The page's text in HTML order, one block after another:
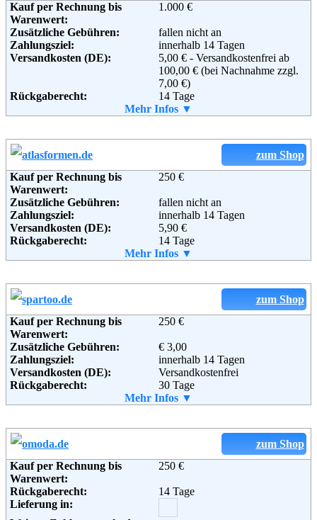
Adresse:
TREDEX GmbH
Tiroler Straße 13A
45659 Recklinghausen
Deutschland
+49 (0) 2361 9959030
Soziale Kanäle:
Weiterführende
Informationen:
Kauf per Rechnung bis
Warenwert:
1.000 €
Zusätzliche Gebühren:
fallen nicht an
Zahlungsziel:
innerhalb 14 Tagen
Versandkosten (DE):
5,00 € - Versandkostenfrei ab
100,00 € (bei Nachnahme zzgl.
7,00 €)
Rückgaberecht:
14 Tage
Ja
Weitere Zahlungsmethoden:
Adresse:
EGO IST GmbH
Webergasse 1
01067 Dresden
Email:
info@egoist.de
Soziale Kanäle:
Weiterführende
Informationen:
AGB
Mehr Infos ▼
zum Shop
Kauf per Rechnung bis
Warenwert:
250 €
Zusätzliche Gebühren:
fallen nicht an
Zahlungsziel:
innerhalb 14 Tagen
Versandkosten (DE):
5,90 €
Rückgaberecht:
14 Tage
Ja
Weitere Zahlungsmethoden:
Adresse:
Editions Atlas SAS
Postfach 97 04 01
12 704 Berlin
Telefon:
+49 (0) 1805 - 70 80 07
(+33)3 28 520 529
Weiterführende
Informationen:
AGB
Mehr Infos ▼
zum Shop
Kauf per Rechnung bis
Warenwert:
250 €
Zusätzliche Gebühren:
€ 3,00
Zahlungsziel:
innerhalb 14 Tagen
Versandkosten (DE):
Versandkostenfrei
Rückgaberecht:
30 Tage
Ja
Weitere Zahlungsmethoden:
Adresse:
SPARTOO SAS
Mehr Infos ▼
zum Shop
Kauf per Rechnung bis
Warenwert:
250 €
Rückgaberecht:
14 Tage
Lieferung in: